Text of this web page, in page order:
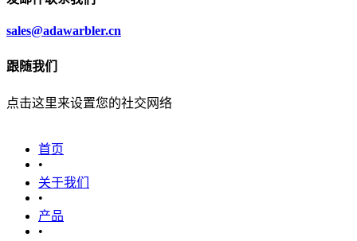
sales@adawarbler.cn
跟随我们
点击这里来设置您的社交网络
首页
•
关于我们
•
产品
•